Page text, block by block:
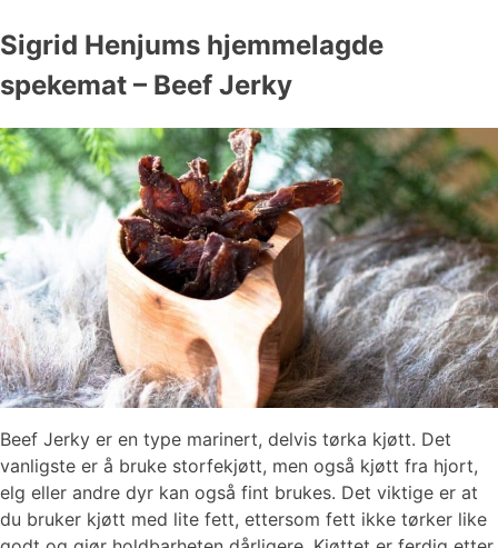
Sigrid Henjums hjemmelagde
spekemat – Beef Jerky
Beef Jerky er en type marinert, delvis tørka kjøtt. Det
vanligste er å bruke storfekjøtt, men også kjøtt fra hjort,
elg eller andre dyr kan også fint brukes. Det viktige er at
du bruker kjøtt med lite fett, ettersom fett ikke tørker like